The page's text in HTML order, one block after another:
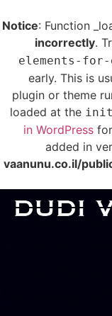
Notice: Function
incorrectly.
elements-for-
early. This is
plugin or theme
loaded at the init
in WordPress
added in
vaanunu.co.il/